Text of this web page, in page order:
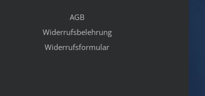
AGB
Widerrufsbelehrung
Widerrufsformular